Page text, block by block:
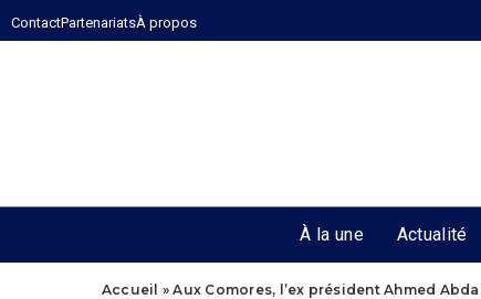
ContactPartenariatsÀ propos
À la une Actualité
Accueil »Aux Comores, l’ex président Ahmed